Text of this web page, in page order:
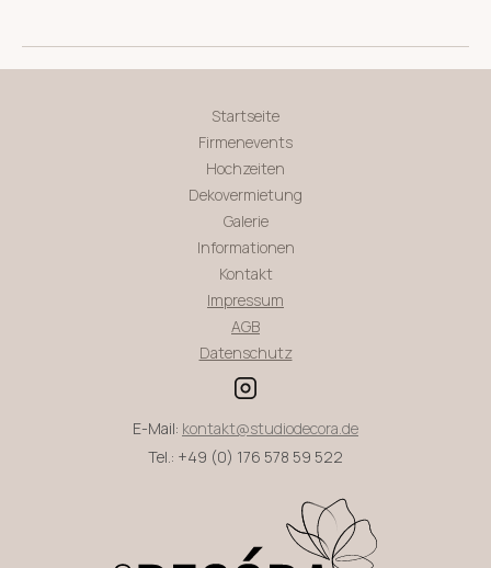
Startseite
Firmenevents
Hochzeiten
Dekovermietung
Galerie
Informationen
Kontakt
Impressum
AGB
Datenschutz
E-Mail: kontakt@studiodecora.de
Tel.: +49 (0) 176 578 59 522